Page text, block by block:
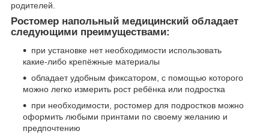
родителей.
Ростомер напольный медицинский обладает
следующими преимуществами:
при установке нет необходимости использовать
какие-либо крепёжные материалы
обладает удобным фиксатором, с помощью которого
можно легко измерить рост ребёнка или подростка
при необходимости, ростомер для подростков можно
оформить любыми принтами по своему желанию и
предпочтению